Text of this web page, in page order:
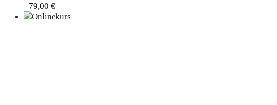
79,00 €